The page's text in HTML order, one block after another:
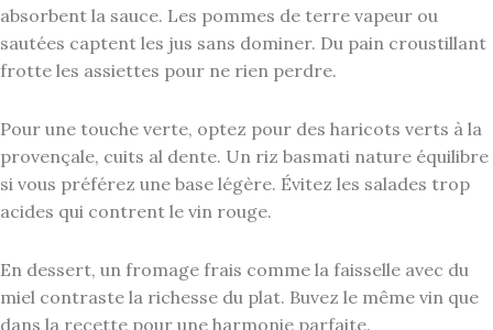
absorbent la sauce. Les pommes de terre vapeur ou
sautées captent les jus sans dominer. Du pain croustillant
frotte les assiettes pour ne rien perdre.
Pour une touche verte, optez pour des haricots verts à la
provençale, cuits al dente. Un riz basmati nature équilibre
si vous préférez une base légère. Évitez les salades trop
acides qui contrent le vin rouge.
En dessert, un fromage frais comme la faisselle avec du
miel contraste la richesse du plat. Buvez le même vin que
dans la recette pour une harmonie parfaite.